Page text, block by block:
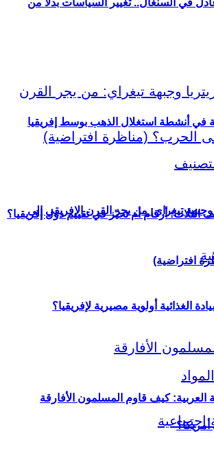
وجبهة تيغراي: من يجر القرن الإفريقي إلى
افتراضية)
اجتماعية
في السنغال.. تغيير السياسات بدلاً من
في أنشطة استغلال الذهب بوسط إفريقيا
الثلاث: أرقام أم تحيّز في تقييم دول إفريقيا؟
الغذائية أولوية مصيرية لإفريقيا؟
العربية: كيف قاوم المسلمون الأفارقة
أمريكا؟